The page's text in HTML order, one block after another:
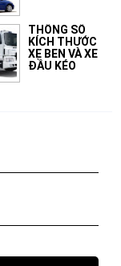
THÔNG SỐ
KÍCH THƯỚC
XE BEN VÀ XE
ĐẦU KÉO